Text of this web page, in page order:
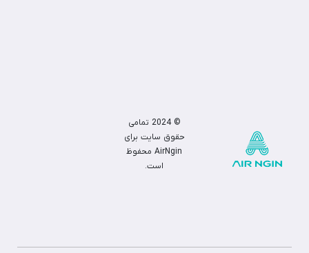
© 2024 تمامی
حقوق سایت برای
AirNginمحفوظ
است.